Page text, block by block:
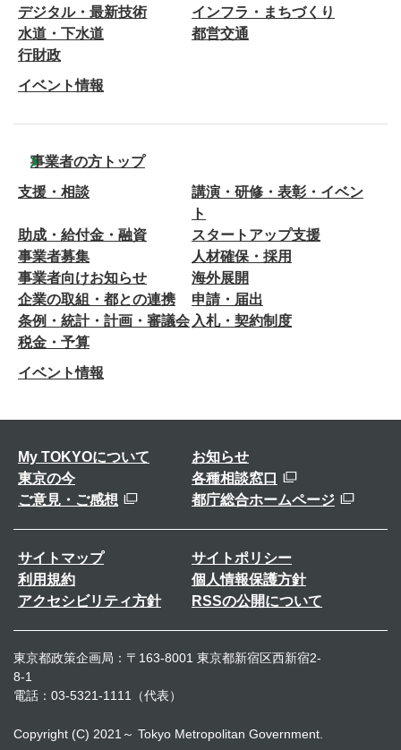
デジタル・最新技術
インフラ・まちづくり
水道・下水道
都営交通
行財政
イベント情報
事業者の方トップ
支援・相談
講演・研修・表彰・イベン
ト
助成・給付金・融資
スタートアップ支援
事業者募集
人材確保・採用
事業者向けお知らせ
海外展開
企業の取組・都との連携
申請・届出
条例・統計・計画・審議会 入札・契約制度
税金・予算
イベント情報
My TOKYOについて
お知らせ
東京の今
各種相談窓口
ご意見・ご感想
都庁総合ホームページ
サイトマップ
サイトポリシー
利用規約
個人情報保護方針
アクセシビリティ方針
RSSの公開について
東京都政策企画局：〒163-8001 東京都新宿区西新宿2-
8-1
電話：03-5321-1111（代表）
Copyright (C) 2021～ Tokyo Metropolitan Government.